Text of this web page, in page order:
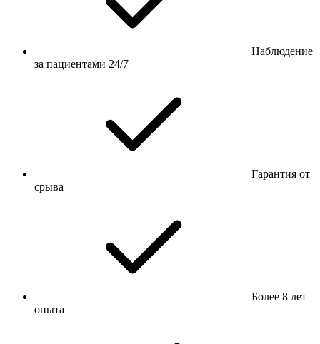
Наблюдение
за пациентами 24/7
Гарантия от
срыва
Более 8 лет
опыта